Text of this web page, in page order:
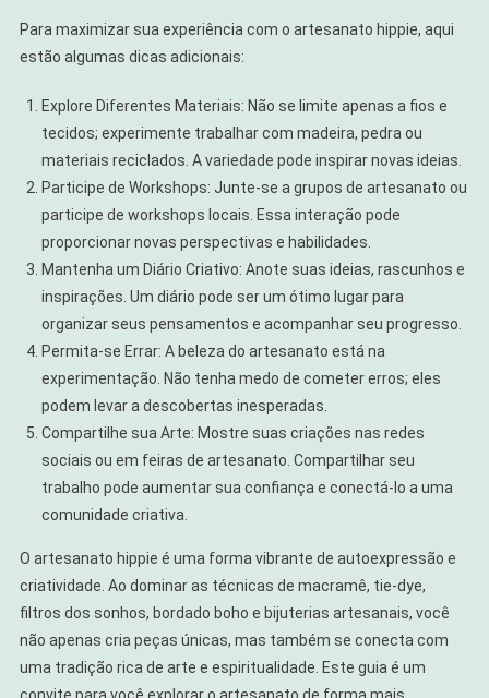
Para maximizar sua experiência com o artesanato hippie, aqui
estão algumas dicas adicionais:
Explore Diferentes Materiais: Não se limite apenas a fios e
tecidos; experimente trabalhar com madeira, pedra ou
materiais reciclados. A variedade pode inspirar novas ideias.
Participe de Workshops: Junte-se a grupos de artesanato ou
participe de workshops locais. Essa interação pode
proporcionar novas perspectivas e habilidades.
Mantenha um Diário Criativo: Anote suas ideias, rascunhos e
inspirações. Um diário pode ser um ótimo lugar para
organizar seus pensamentos e acompanhar seu progresso.
Permita-se Errar: A beleza do artesanato está na
experimentação. Não tenha medo de cometer erros; eles
podem levar a descobertas inesperadas.
Compartilhe sua Arte: Mostre suas criações nas redes
sociais ou em feiras de artesanato. Compartilhar seu
trabalho pode aumentar sua confiança e conectá-lo a uma
comunidade criativa.
O artesanato hippie é uma forma vibrante de autoexpressão e
criatividade. Ao dominar as técnicas de macramê, tie-dye,
filtros dos sonhos, bordado boho e bijuterias artesanais, você
não apenas cria peças únicas, mas também se conecta com
uma tradição rica de arte e espiritualidade. Este guia é um